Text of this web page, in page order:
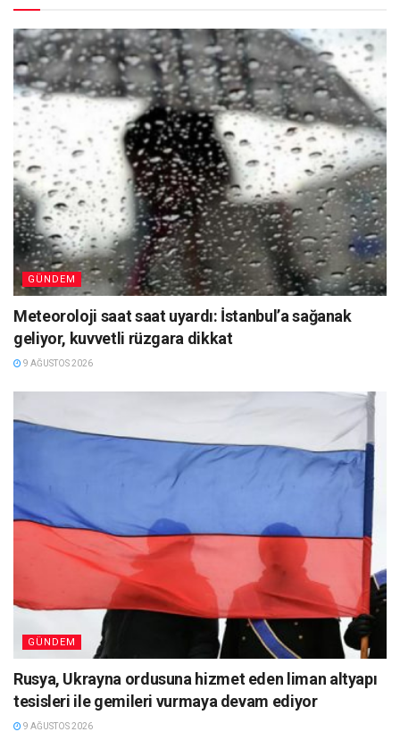
GÜNDEM
Meteoroloji saat saat uyardı: İstanbul’a sağanak
geliyor, kuvvetli rüzgara dikkat
9 AĞUSTOS 2026
GÜNDEM
Rusya, Ukrayna ordusuna hizmet eden liman altyapı
tesisleri ile gemileri vurmaya devam ediyor
9 AĞUSTOS 2026